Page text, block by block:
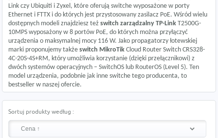
Link czy Ubiquiti i Zyxel, które oferują switche wyposażone w porty
Ethernet i FTTX i do których jest przystosowanyzasilacz PoE. Wśród wielu
dostępnych modeli znajdziesz teżswitch zarządzalny TP-Link T2500G-
10MPS wyposażony w 8 portów PoE, do których można przyłączyć
urządzenia o maksymalnej mocy 116 W. Jako propagatorzy łotewskiej
marki proponujemy takżeswitch MikroTik Cloud Router Switch CRS328-
4C-20S-4S+RM, który umożliwia korzystanie (dzięki przełącznikowi) z
dwóch systemów operacyjnych – SwitchOS lub RouterOS (Level 5). Ten
model urządzenia, podobnie jak inne switche tego producenta, to
bestseller w naszej ofercie.
Sortuj produkty według :